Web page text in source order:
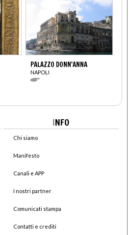
PALAZZO DONN'ANNA
NAPOLI
INFO
Chi siamo
Manifesto
Canali e APP
I nostri partner
Comunicati stampa
Contatti e crediti